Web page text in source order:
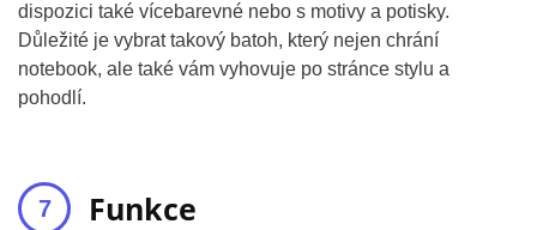
dispozici také vícebarevné nebo s motivy a potisky.
Důležité je vybrat takový batoh, který nejen chrání
notebook, ale také vám vyhovuje po stránce stylu a
pohodlí.
Funkce